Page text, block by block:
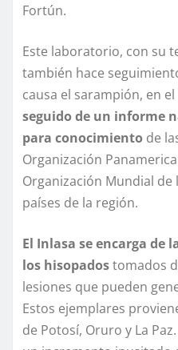
Fortún.
Este laboratorio, con su
también hace
causa el sarampión, en
seguido de un informe
para conocimiento de
Organización
Organización Mundial de
países de la región.
El Inlasa se encarga de
los hisopadostomados
lesiones que pueden
Estos ejemplares
de Potosí, Oruro y La